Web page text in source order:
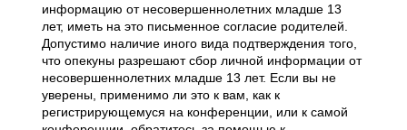
информацию от несовершеннолетних младше 13
лет, иметь на это письменное согласие родителей.
Допустимо наличие иного вида подтверждения того,
что опекуны разрешают сбор личной информации от
несовершеннолетних младше 13 лет. Если вы не
уверены, применимо ли это к вам, как к
регистрирующемуся на конференции, или к самой